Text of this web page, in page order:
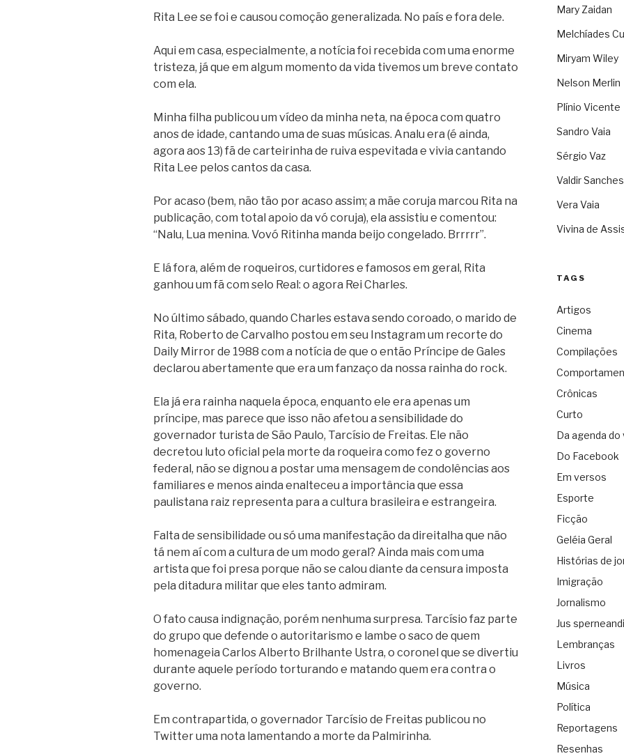
Rita Lee se foi e causou comoção generalizada. No país e fora dele.
Aqui em casa, especialmente, a notícia foi recebida com uma enorme
tristeza, já que em algum momento da vida tivemos um breve contato
com ela.
Minha filha publicou um vídeo da minha neta, na época com quatro
anos de idade, cantando uma de suas músicas. Analu era (é ainda,
agora aos 13) fã de carteirinha de ruiva espevitada e vivia cantando
Rita Lee pelos cantos da casa.
Por acaso (bem, não tão por acaso assim; a mãe coruja marcou Rita na
publicação, com total apoio da vó coruja), ela assistiu e comentou:
“Nalu, Lua menina. Vovó Ritinha manda beijo congelado. Brrrrr”.
E lá fora, além de roqueiros, curtidores e famosos em geral, Rita
ganhou um fã com selo Real: o agora Rei Charles.
No último sábado, quando Charles estava sendo coroado, o marido de
Rita, Roberto de Carvalho postou em seu Instagram um recorte do
Daily Mirror de 1988 com a notícia de que o então Príncipe de Gales
declarou abertamente que era um fanzaço da nossa rainha do rock.
Ela já era rainha naquela época, enquanto ele era apenas um
príncipe, mas parece que isso não afetou a sensibilidade do
governador turista de São Paulo, Tarcísio de Freitas. Ele não
decretou luto oficial pela morte da roqueira como fez o governo
federal, não se dignou a postar uma mensagem de condolências aos
familiares e menos ainda enalteceu a importância que essa
paulistana raiz representa para a cultura brasileira e estrangeira.
Falta de sensibilidade ou só uma manifestação da direitalha que não
tá nem aí com a cultura de um modo geral? Ainda mais com uma
artista que foi presa porque não se calou diante da censura imposta
pela ditadura militar que eles tanto admiram.
O fato causa indignação, porém nenhuma surpresa. Tarcísio faz parte
do grupo que defende o autoritarismo e lambe o saco de quem
homenageia Carlos Alberto Brilhante Ustra, o coronel que se divertiu
durante aquele período torturando e matando quem era contra o
governo.
Em contrapartida, o governador Tarcísio de Freitas publicou no
Twitter uma nota lamentando a morte da Palmirinha.
Mary Zaidan
Melchíades
Miryam Wiley
Nelson Merlin
Plínio Vicente
Sandro Vaia
Sérgio Vaz
Valdir Sanches
Vera Vaia
Vivina de
TAGS
Artigos
Cinema
Compilações
Crônicas
Curto
Da agenda do
Do Facebook
Em versos
Esporte
Ficção
Geléia Geral
Histórias de
Imigração
Jornalismo
Jus sperneandi
Lembranças
Livros
Música
Política
Reportagens
Resenhas